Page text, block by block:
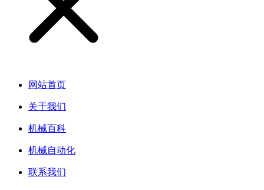
网站首页
关于我们
机械百科
机械自动化
联系我们